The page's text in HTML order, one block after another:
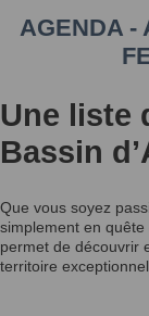
AGENDA -
Une liste
Bassin
Que vous soyez
simplement en quête
permet de découvrir
territoire exceptionnel.